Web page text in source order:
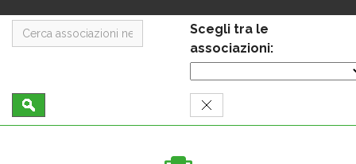
Scegli tra le
associazioni: